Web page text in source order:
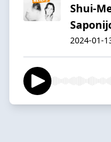
Shui-
2024-01-